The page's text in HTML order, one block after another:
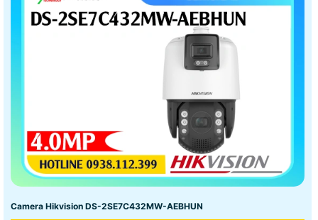
Camera Hikvision DS-2SE7C432MW-AEBHUN